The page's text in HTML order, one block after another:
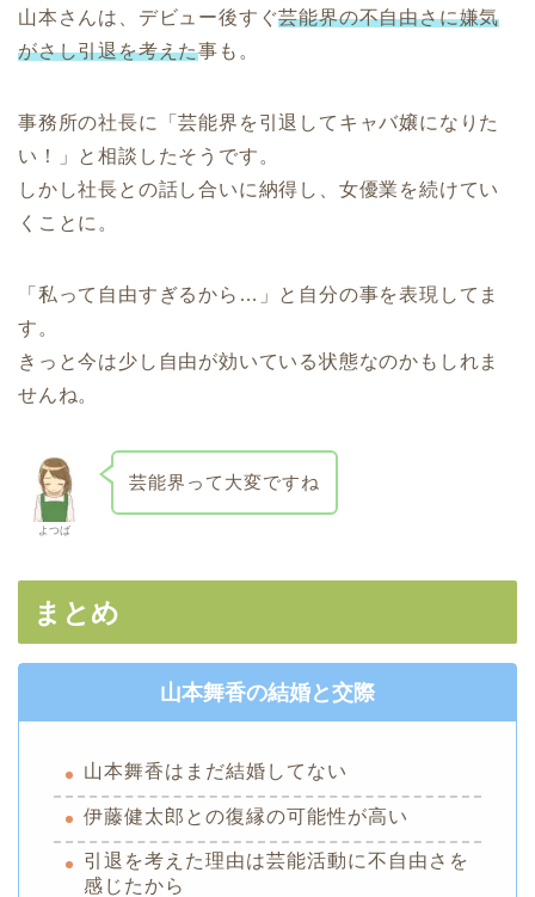
山本さんは、デビュー後すぐ芸能界の不自由さに嫌気
がさし引退を考えた事も。
事務所の社長に「芸能界を引退してキャバ嬢になりた
い！」と相談したそうです。
しかし社長との話し合いに納得し、女優業を続けてい
くことに。
「私って自由すぎるから…」と自分の事を表現してま
す。
きっと今は少し自由が効いている状態なのかもしれま
せんね。
よつば
芸能界って大変ですね
まとめ
山本舞香の結婚と交際
山本舞香はまだ結婚してない
伊藤健太郎との復縁の可能性が高い
引退を考えた理由は芸能活動に不自由さを
感じたから